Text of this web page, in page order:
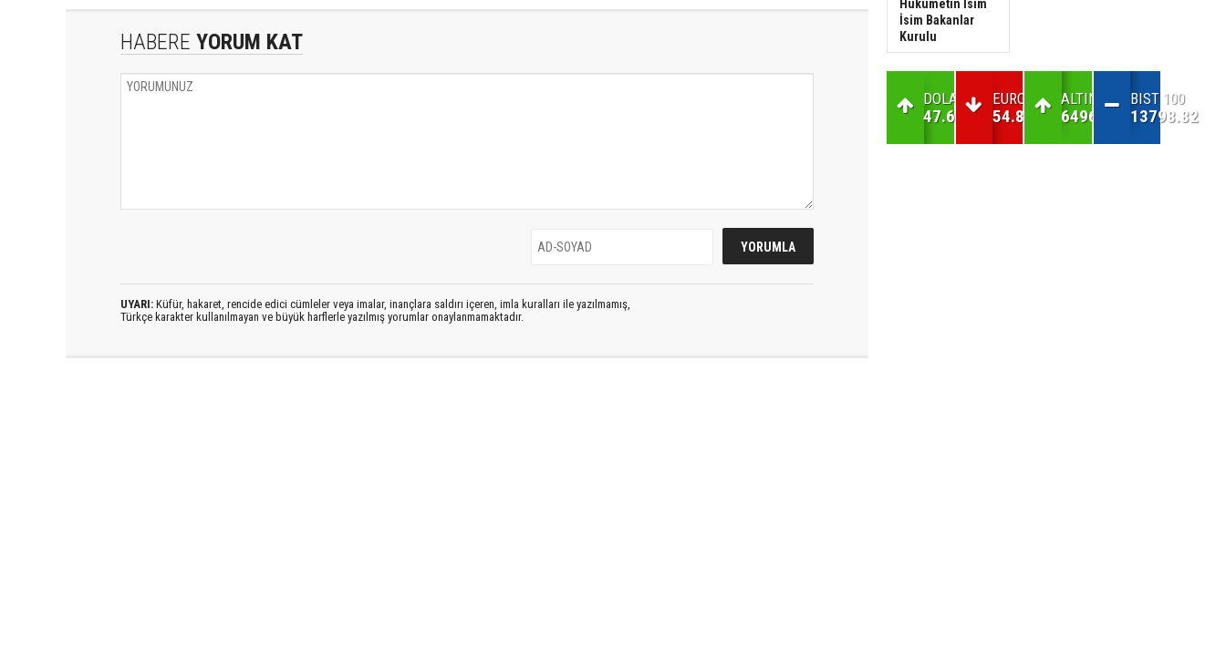
HABERE YORUM KAT
UYARI: Küfür, hakaret, rencide edici cümleler veya imalar, inançlara saldırı içeren, imla kuralları ile yazılmamış,
Türkçe karakter kullanılmayan ve büyük harflerle yazılmış yorumlar onaylanmamaktadır.
Hükümetin İsim
İsim Bakanlar
Kurulu
DOLAR
47.63
EURO
54.82
ALTIN
6496.05
BIST 100
13798.82